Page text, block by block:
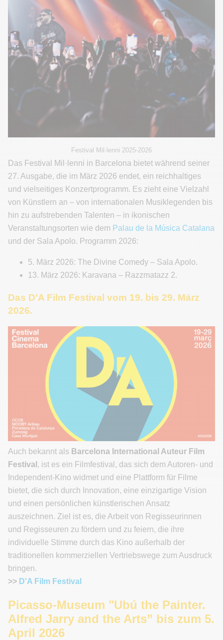
Festival Mil·lenni 2025-2026
Das Festival Mil·lenni in Barcelona bietet während seiner
27. Ausgabe, die im März 2026 endet, ein reichhaltiges
und vielseitiges Konzertprogramm. Es zieht eine Vielzahl
von Künstlern an – von internationalen Musiklegenden bis
hin zu aufstrebenden Talenten – in ikonischen
Veranstaltungsorten wie dem Palau de la Música Catalana
und der Sala Apolo. Programm 2026:
5. März 2026: The Divine Comedy – Sala Apolo.
13. März 2026: Karavana – Razzmatazz 2.
Das D'A Film Festival vom 19. bis 29. März
2026.
Auch bekannt als Barcelona International Auteur Film
Festival , ist es ein Filmfestival, das sich dem Autoren- und
Independent-Kino widmet und eine Plattform für Filme
bietet, die sich durch Innovation, eine einzigartige Vision
und einen persönlichen künstlerischen Ansatz
auszeichnen. Ziel ist es, die Arbeit von Regisseurinnen
und Regisseuren zu fördern und zu feiern, die ihre
individuelle Stimme durch das Kino außerhalb der
traditionellen kommerziellen Vertriebswege zum Ausdruck
bringen.
>> D'A Film Festival
Picasso-Museum "Ubú the Painter.
Alfred Jarry and the Arts” bis zum 5.
April 2026